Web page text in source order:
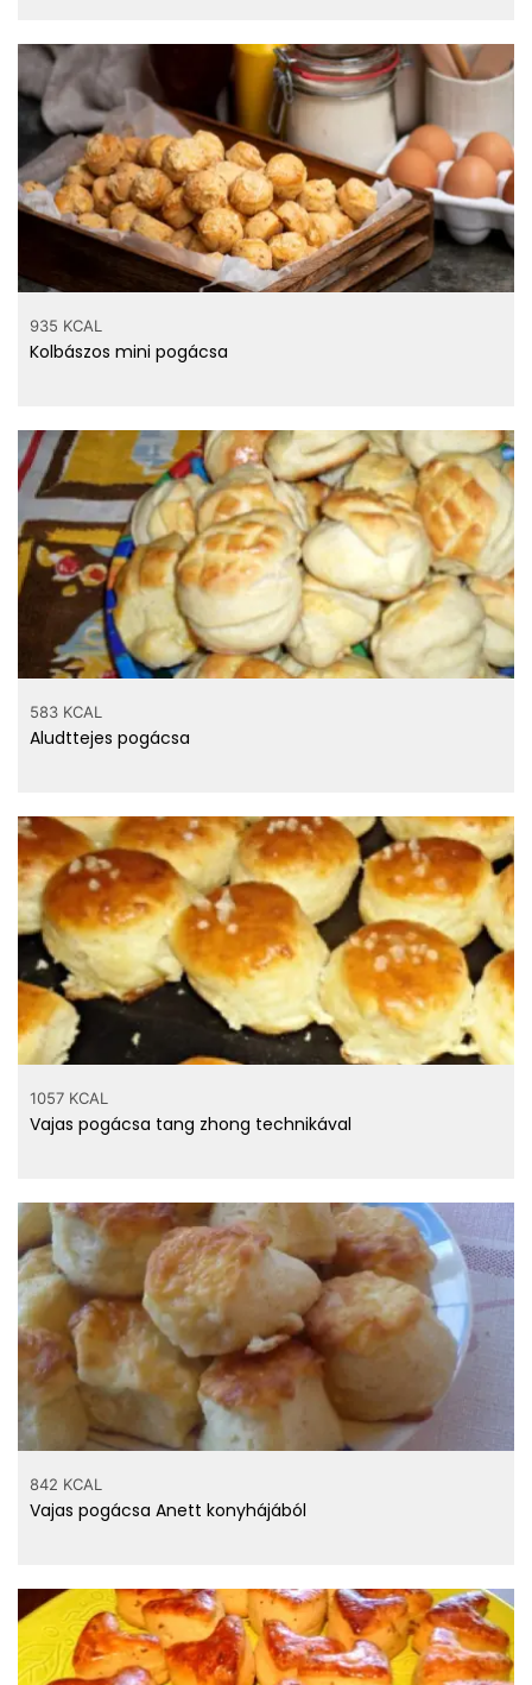
935 KCAL
Kolbászos mini pogácsa
583 KCAL
Aludttejes pogácsa
1057 KCAL
Vajas pogácsa tang zhong technikával
842 KCAL
Vajas pogácsa Anett konyhájából